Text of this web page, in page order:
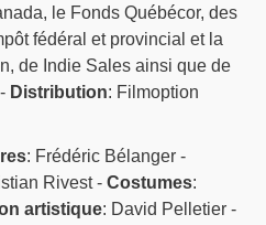
le Fonds Québécor, des
fédéral et provincial et la
de Indie Sales ainsi que de
Distribution: Filmoption
: Frédéric Bélanger -
Rivest -Costumes:
artistique: David Pelletier -